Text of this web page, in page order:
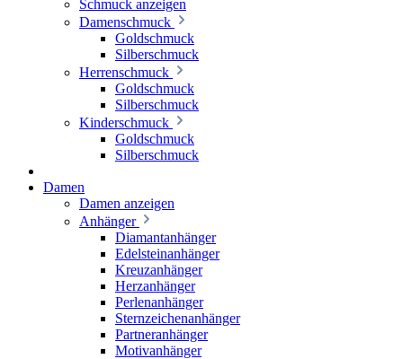
Schmuck anzeigen
Damenschmuck
Goldschmuck
Silberschmuck
Herrenschmuck
Goldschmuck
Silberschmuck
Kinderschmuck
Goldschmuck
Silberschmuck
Damen
Damen anzeigen
Anhänger
Diamantanhänger
Edelsteinanhänger
Kreuzanhänger
Herzanhänger
Perlenanhänger
Sternzeichenanhänger
Partneranhänger
Motivanhänger